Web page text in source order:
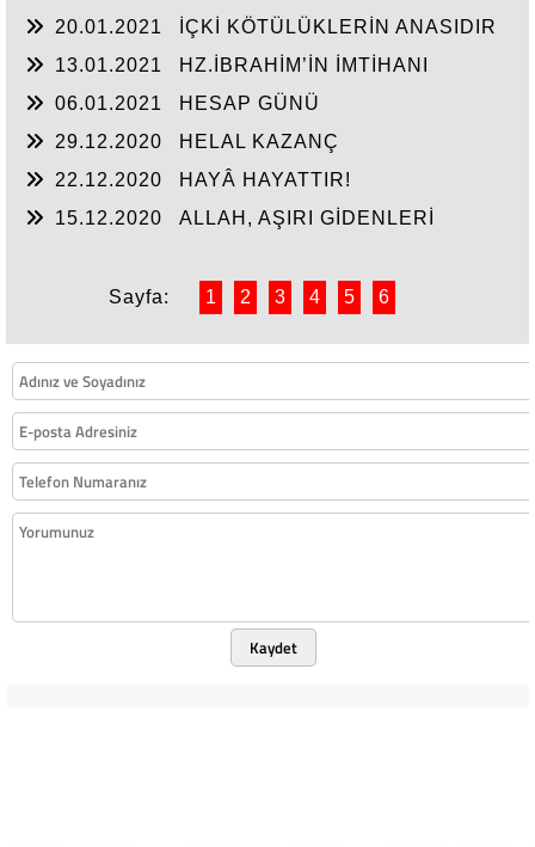
20.01.2021
İÇKİ KÖTÜLÜKLERİN ANASIDIR
13.01.2021
HZ.İBRAHİM’İN İMTİHANI
06.01.2021
HESAP GÜNÜ
29.12.2020
HELAL KAZANÇ
22.12.2020
HAYÂ HAYATTIR!
15.12.2020
ALLAH, AŞIRI GİDENLERİ
Sayfa: 1 2 3 4 5 6
Kaydet